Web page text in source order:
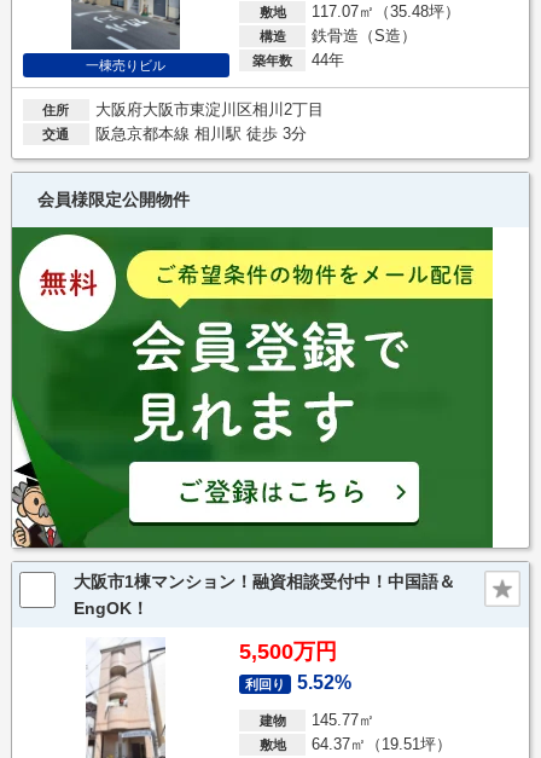
一棟売りビル
敷地 117.07㎡（35.48坪）
構造 鉄骨造（S造）
築年数 44年
住所 大阪府大阪市東淀川区相川2丁目
交通 阪急京都本線 相川駅 徒歩 3分
会員様限定公開物件
大阪市1棟マンション！融資相談受付中！中国語＆
EngOK！
5,500万円
利回り 5.52%
建物 145.77㎡
敷地 64.37㎡（19.51坪）